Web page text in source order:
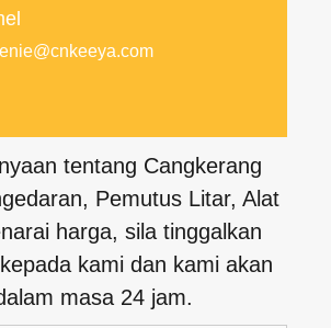
tentang Cangkerang
Pemutus Litar, Alat
harga, sila tinggalkan
kami dan kami akan
masa 24 jam.